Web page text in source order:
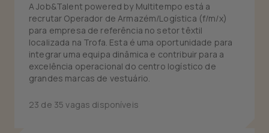
A Job&Talent powered by Multitempo está a
recrutar Operador de Armazém/Logística (f/m/x)
para empresa de referência no setor têxtil
localizada na Trofa. Esta é uma oportunidade para
integrar uma equipa dinâmica e contribuir para a
excelência operacional do centro logístico de
grandes marcas de vestuário.
23 de 35 vagas disponíveis